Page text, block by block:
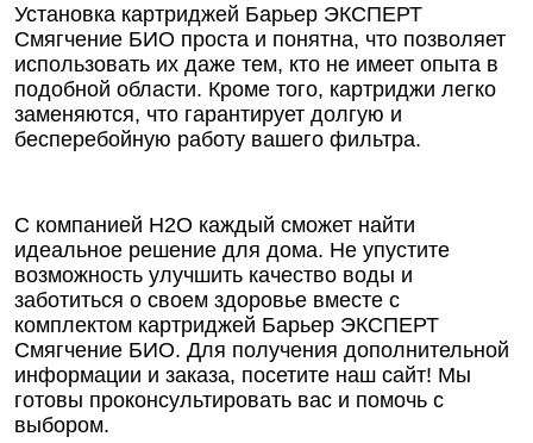
Установка картриджей Барьер ЭКСПЕРТ
Смягчение БИО проста и понятна, что позволяет
использовать их даже тем, кто не имеет опыта в
подобной области. Кроме того, картриджи легко
заменяются, что гарантирует долгую и
бесперебойную работу вашего фильтра.
С компанией Н2О каждый сможет найти
идеальное решение для дома. Не упустите
возможность улучшить качество воды и
заботиться о своем здоровье вместе с
комплектом картриджей Барьер ЭКСПЕРТ
Смягчение БИО. Для получения дополнительной
информации и заказа, посетите наш сайт! Мы
готовы проконсультировать вас и помочь с
выбором.